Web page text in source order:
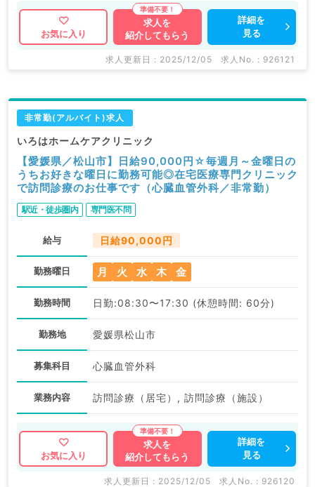
お気に入り
求人を
紹介してもらう
詳細を
見る
求人更新日 : 2025/12/05 求人No. : 926121
非常勤(アルバイト)求人
いろはホームケアクリニック
【愛媛県／松山市】日給90,000円☆毎週月～金曜日の
うちお好きな曜日に勤務可能◎在宅医療専門クリニック
で訪問診療のお仕事です（心臓血管外科／非常勤）
駅近・徒歩圏内 専門医不問
給与 日給90,000円
勤務曜日 月 火 水 木 金
勤務時間 日勤:08:30〜17:30 (休憩時間: 60分)
勤務地 愛媛県松山市
募集科目 心臓血管外科
業務内容 訪問診療（居宅）, 訪問診療（施設）
お気に入り
求人を
紹介してもらう
詳細を
見る
求人更新日 : 2025/12/05 求人No. : 926120